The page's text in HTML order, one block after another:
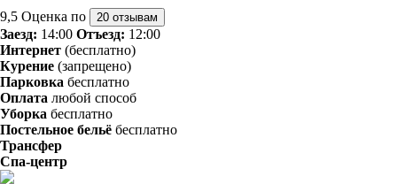
9,5 Оценка по 20 отзывам
Заезд: 14:00 Отъезд: 12:00
Интернет (бесплатно)
Курение (запрещено)
Парковка бесплатно
Оплата любой способ
Уборка бесплатно
Постельное бельё бесплатно
Трансфер
Спа-центр